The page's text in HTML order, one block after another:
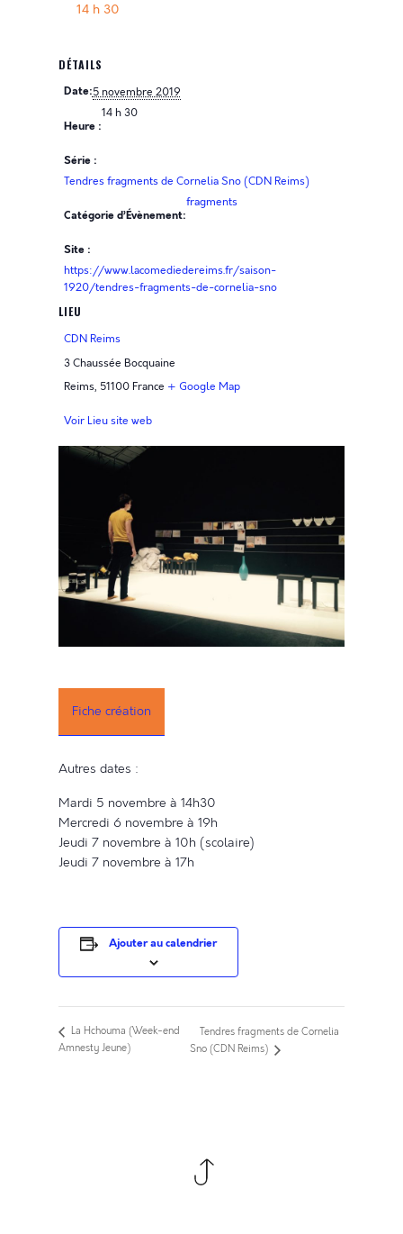
14 h 30
DÉTAILS
Date:5 novembre 2019
Heure :
14 h 30
Série :
Tendres fragments de Cornelia Sno (CDN Reims)
Catégorie d’Évènement:
fragments
Site :
https://www.lacomediedereims.fr/saison-
1920/tendres-fragments-de-cornelia-sno
LIEU
CDN Reims
3 Chaussée Bocquaine
Reims, 51100 France + Google Map
Voir Lieu site web
Fiche création
Autres dates :
Mardi 5 novembre à 14h30
Mercredi 6 novembre à 19h
Jeudi 7 novembre à 10h (scolaire)
Jeudi 7 novembre à 17h
Ajouter au calendrier
La Hchouma (Week-end
Amnesty Jeune)
Tendres fragments de Cornelia
Sno (CDN Reims)